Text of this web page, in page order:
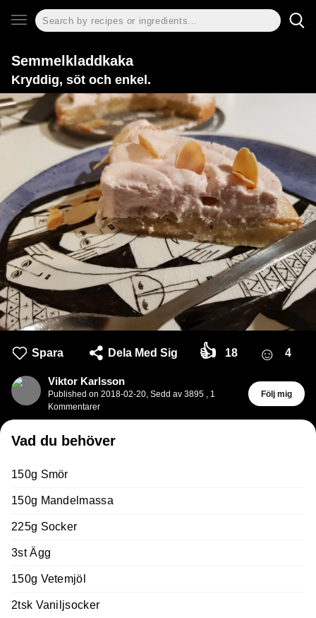
Semmelkladdkaka
Kryddig, söt och enkel.
Spara Dela Med Sig 👍 18 ☺ 4
Viktor Karlsson
Published on 2018-02-20, Sedd av 3895 , 1
Kommentarer
Följ mig
Vad du behöver
150g Smör
150g Mandelmassa
225g Socker
3st Ägg
150g Vetemjöl
2tsk Vaniljsocker